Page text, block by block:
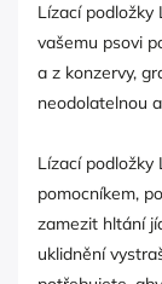
Lízací podložky
vašemu psovi
a z konzervy,
neodolatelnou
Lízací
pomocníkem,
zamezit hltání
uklidnění